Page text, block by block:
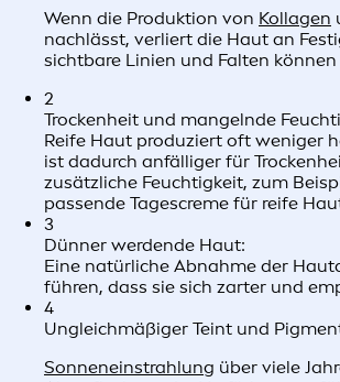
Wenn die Produktion von Kollagen
nachlässt, verliert die Haut an
sichtbare Linien und Falten
2
Trockenheit und mangelnde
Reife Haut produziert oft weniger
ist dadurch anfälliger für
zusätzliche Feuchtigkeit, zum
passende Tagescreme für reife
3
Dünner werdende Haut:
Eine natürliche Abnahme der
führen, dass sie sich zarter und
4
Ungleichmäßiger Teint und
Sonneneinstrahlung über viele